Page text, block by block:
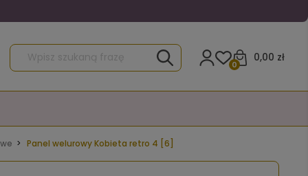
0,00 zł
0
Panel welurowy Kobieta retro 4 [6]